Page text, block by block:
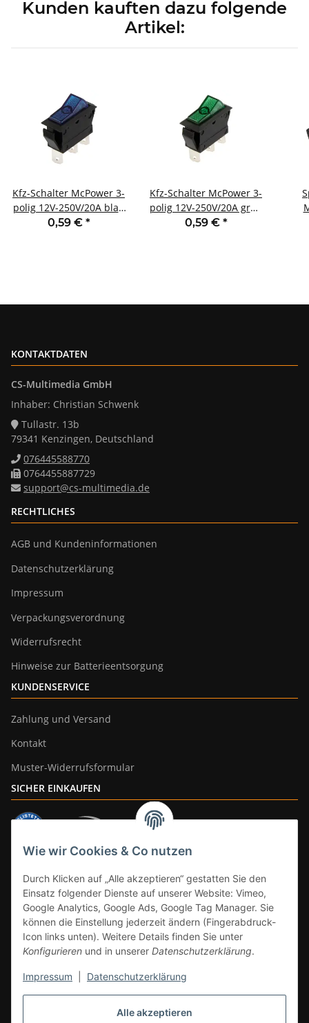
Alle akzeptieren
Wie wir Cookies & Co nutzen
Durch Klicken auf „Alle akzeptieren“ gestatten Sie den
Einsatz folgender Dienste auf unserer Website: Vimeo,
Google Analytics, Google Ads, Google Tag Manager. Sie
können die Einstellung jederzeit ändern (Fingerabdruck-
Icon links unten). Weitere Details finden Sie unter
Konfigurieren und in unserer Datenschutzerklärung.
Impressum Datenschutzerklärung
Kunden kauften dazu folgende
Artikel:
Kfz-Schalter McPower 3-
polig 12V-250V/20A blau
Stellungen: EIN/EIN
0,59 € *
Kfz-Schalter McPower 3-
polig 12V-250V/20A grün
Stellungen: EIN/EIN
0,59 € *
KONTAKTDATEN
CS-Multimedia GmbH
Inhaber: Christian Schwenk
Tullastr. 13b
79341 Kenzingen, Deutschland
076445588770
0764455887729
support@cs-multimedia.de
RECHTLICHES
AGB und Kundeninformationen
Datenschutzerklärung
Impressum
Verpackungsverordnung
Widerrufsrecht
Hinweise zur Batterieentsorgung
KUNDENSERVICE
Zahlung und Versand
Kontakt
Muster-Widerrufsformular
SICHER EINKAUFEN
* Alle Preise inkl. gesetzlicher Mwst., zzgl.Versand